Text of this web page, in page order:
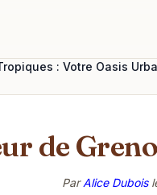
: Votre Oasis
de
ParAlice Dubois